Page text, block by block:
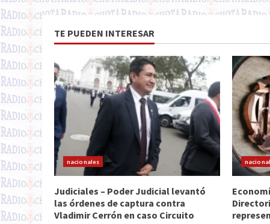
TE PUEDEN INTERESAR
nacionales
Judiciales – Poder Judicial levantó
las órdenes de captura contra
Vladimir Cerrón en caso Circuito